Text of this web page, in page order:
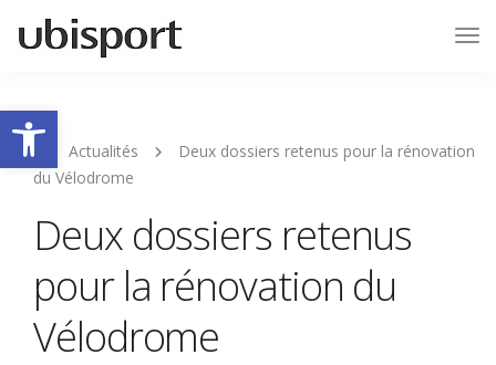
Ouvrir la barre d’outils
Actualités
Deux dossiers retenus pour la rénovation
du Vélodrome
Deux dossiers retenus
pour la rénovation du
Vélodrome